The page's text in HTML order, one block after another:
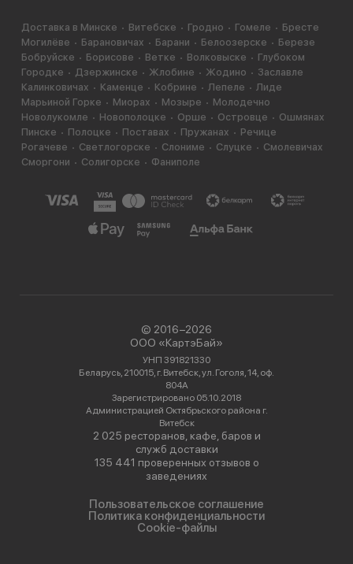
Доставка в Минске Витебске Гродно Гомеле
Бресте
Могилёве
Барановичах Барани Белоозерске
Березе
Бобруйске
Борисове Ветке Волковыске
Глубоком
Городке
Дзержинске Жлобине Жодино
Заславле
Калинковичах
Каменце Кобрине Лепеле
Лиде
Марьиной Горке
Миорах Мозыре
Молодечно
Новолукомле
Новополоцке Орше Островце
Ошмянах
Пинске
Полоцке Поставах Пружанах
Речице
Рогачеве
Светлогорске Слониме Слуцке
Смолевичах
Сморгони
Солигорске Фаниполе
© 2016−2026
ООО «КартэБай»
УНП 391821330
Беларусь, 210015, г. Витебск, ул. Гоголя, 14, оф.
804А
Зарегистрировано 05.10.2018
Администрацией Октябрьского района г.
Витебск
2 025 ресторанов, кафе, баров и
служб доставки
135 441 проверенных отзывов о
заведениях
Пользовательское соглашение
Политика конфиденциальности
Cookie-файлы